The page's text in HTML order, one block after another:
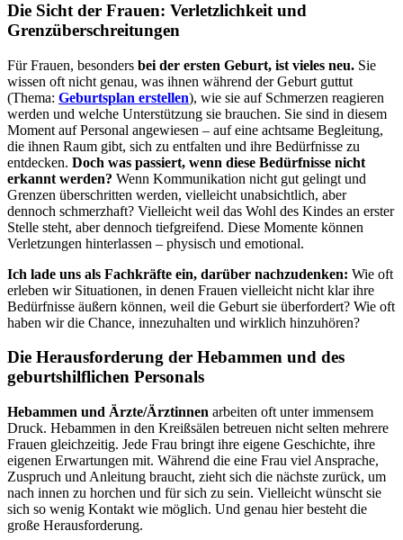
Die Sicht der Frauen: Verletzlichkeit und
Grenzüberschreitungen
Für Frauen, besonders bei der ersten Geburt, ist vieles neu. Sie
wissen oft nicht genau, was ihnen während der Geburt guttut
(Thema: Geburtsplan erstellen), wie sie auf Schmerzen reagieren
werden und welche Unterstützung sie brauchen. Sie sind in diesem
Moment auf Personal angewiesen – auf eine achtsame Begleitung,
die ihnen Raum gibt, sich zu entfalten und ihre Bedürfnisse zu
entdecken. Doch was passiert, wenn diese Bedürfnisse nicht
erkannt werden? Wenn Kommunikation nicht gut gelingt und
Grenzen überschritten werden, vielleicht unabsichtlich, aber
dennoch schmerzhaft? Vielleicht weil das Wohl des Kindes an erster
Stelle steht, aber dennoch tiefgreifend. Diese Momente können
Verletzungen hinterlassen – physisch und emotional.
Ich lade uns als Fachkräfte ein, darüber nachzudenken: Wie oft
erleben wir Situationen, in denen Frauen vielleicht nicht klar ihre
Bedürfnisse äußern können, weil die Geburt sie überfordert? Wie oft
haben wir die Chance, innezuhalten und wirklich hinzuhören?
Die Herausforderung der Hebammen und des
geburtshilflichen Personals
Hebammen und Ärzte/Ärztinnen arbeiten oft unter immensem
Druck. Hebammen in den Kreißsälen betreuen nicht selten mehrere
Frauen gleichzeitig. Jede Frau bringt ihre eigene Geschichte, ihre
eigenen Erwartungen mit. Während die eine Frau viel Ansprache,
Zuspruch und Anleitung braucht, zieht sich die nächste zurück, um
nach innen zu horchen und für sich zu sein. Vielleicht wünscht sie
sich so wenig Kontakt wie möglich. Und genau hier besteht die
große Herausforderung.